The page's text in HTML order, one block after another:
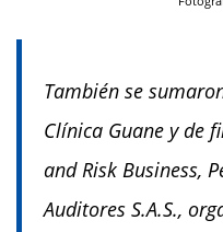
También se
Clínica Guane y de
and Risk Business,
Auditores S.A.S.,